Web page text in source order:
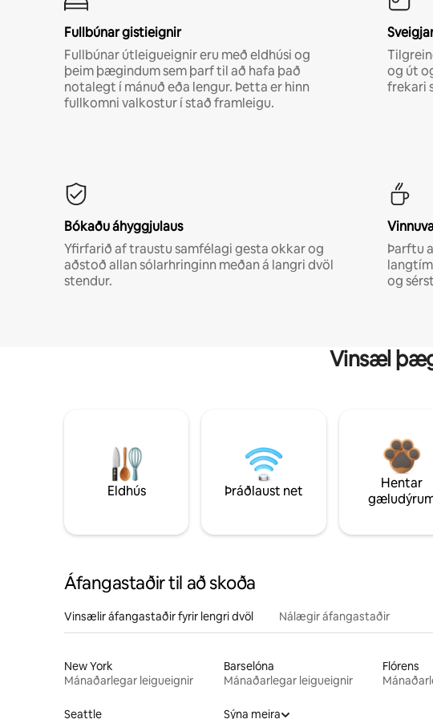
Fullbúnar gistieignir
Fullbúnar útleigueignir eru með eldhúsi og
þeim þægindum sem þarf til að hafa það
notalegt í mánuð eða lengur. Þetta er hinn
fullkomni valkostur í stað framleigu.
og út
frekari
Bókaðu áhyggjulaus
Yfirfarið af traustu samfélagi gesta okkar og
aðstoð allan sólarhringinn meðan á langri dvöl
stendur.
Þarftu
og
Vinsæl
Eldhús Þráðlaust net
Hentar
Áfangastaðir til að skoða
Vinsælir áfangastaðir fyrir lengri dvöl Nálægir áfangastaðir
New York
Mánaðarlegar leigueignir
Barselóna
Mánaðarlegar leigueignir
Flórens
Seattle Sýna meira